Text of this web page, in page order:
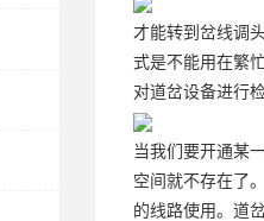
才能转到岔线调
式是不能用在繁
对道岔设备进行
当我们要开通某
空间就不存在了
的线路使用。道